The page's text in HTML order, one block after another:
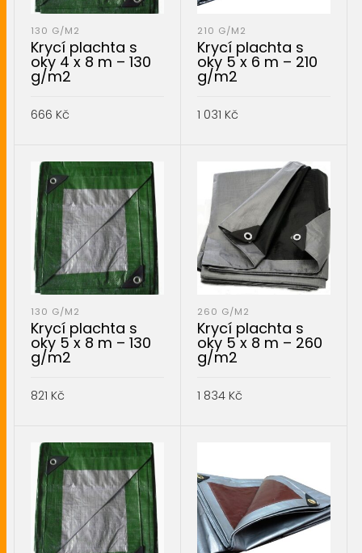
130 G/M2
Krycí plachta s
oky 4 x 8 m – 130
g/m2
666 Kč
210 G/M2
Krycí plachta s
oky 5 x 6 m – 210
g/m2
1 031 Kč
130 G/M2
Krycí plachta s
oky 5 x 8 m – 130
g/m2
821 Kč
260 G/M2
Krycí plachta s
oky 5 x 8 m – 260
g/m2
1 834 Kč